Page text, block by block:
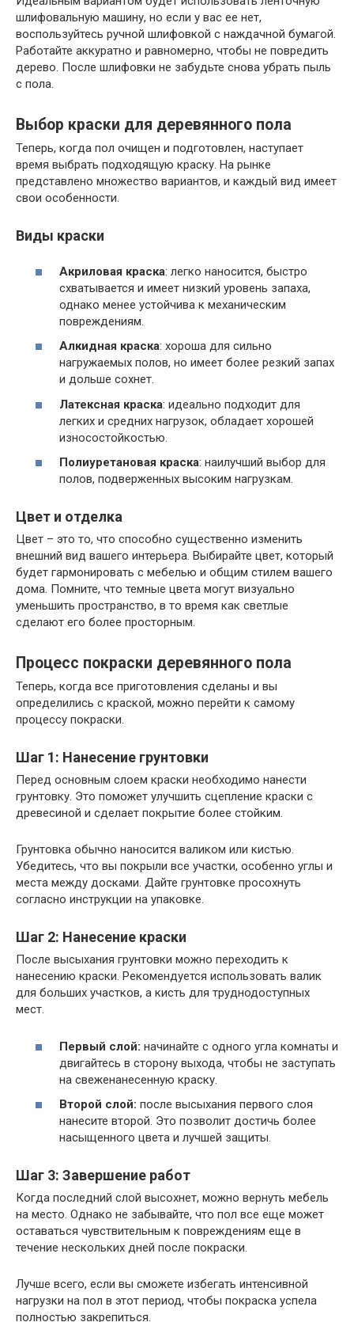
шлифовальную машину, но если у вас ее нет,
воспользуйтесь ручной шлифовкой с наждачной бумагой.
Работайте аккуратно и равномерно, чтобы не повредить
дерево. После шлифовки не забудьте снова убрать пыль
с пола.
Выбор краски для деревянного пола
Теперь, когда пол очищен и подготовлен, наступает
время выбрать подходящую краску. На рынке
представлено множество вариантов, и каждый вид имеет
свои особенности.
Виды краски
Акриловая краска: легко наносится, быстро
схватывается и имеет низкий уровень запаха,
однако менее устойчива к механическим
повреждениям.
Алкидная краска: хороша для сильно
нагружаемых полов, но имеет более резкий запах
и дольше сохнет.
Латексная краска: идеально подходит для
легких и средних нагрузок, обладает хорошей
износостойкостью.
Полиуретановая краска: наилучший выбор для
полов, подверженных высоким нагрузкам.
Цвет и отделка
Цвет – это то, что способно существенно изменить
внешний вид вашего интерьера. Выбирайте цвет, который
будет гармонировать с мебелью и общим стилем вашего
дома. Помните, что темные цвета могут визуально
уменьшить пространство, в то время как светлые
сделают его более просторным.
Процесс покраски деревянного пола
Теперь, когда все приготовления сделаны и вы
определились с краской, можно перейти к самому
процессу покраски.
Шаг 1: Нанесение грунтовки
Перед основным слоем краски необходимо нанести
грунтовку. Это поможет улучшить сцепление краски с
древесиной и сделает покрытие более стойким.
Грунтовка обычно наносится валиком или кистью.
Убедитесь, что вы покрыли все участки, особенно углы и
места между досками. Дайте грунтовке просохнуть
согласно инструкции на упаковке.
Шаг 2: Нанесение краски
После высыхания грунтовки можно переходить к
нанесению краски. Рекомендуется использовать валик
для больших участков, а кисть для труднодоступных
мест.
Первый слой: начинайте с одного угла комнаты и
двигайтесь в сторону выхода, чтобы не заступать
на свеженанесенную краску.
Второй слой: после высыхания первого слоя
нанесите второй. Это позволит достичь более
насыщенного цвета и лучшей защиты.
Шаг 3: Завершение работ
Когда последний слой высохнет, можно вернуть мебель
на место. Однако не забывайте, что пол все еще может
оставаться чувствительным к повреждениям еще в
течение нескольких дней после покраски.
Лучше всего, если вы сможете избегать интенсивной
нагрузки на пол в этот период, чтобы покраска успела
полностью закрепиться.